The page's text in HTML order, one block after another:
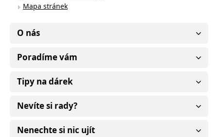
Mapa stránek
O nás
Poradíme vám
Tipy na dárek
Nevíte si rady?
Nenechte si nic ujít